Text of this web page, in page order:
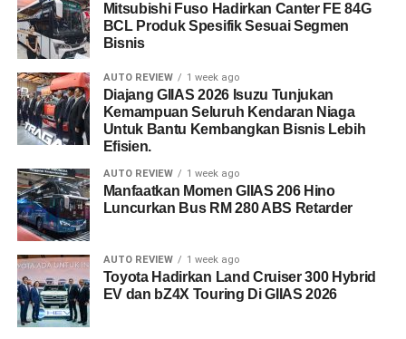
Mitsubishi Fuso Hadirkan Canter FE 84G
BCL Produk Spesifik Sesuai Segmen
Bisnis
AUTO REVIEW 1 week ago
Diajang GIIAS 2026 Isuzu Tunjukan
Kemampuan Seluruh Kendaran Niaga
Untuk Bantu Kembangkan Bisnis Lebih
Efisien.
AUTO REVIEW 1 week ago
Manfaatkan Momen GIIAS 206 Hino
Luncurkan Bus RM 280 ABS Retarder
AUTO REVIEW 1 week ago
Toyota Hadirkan Land Cruiser 300 Hybrid
EV dan bZ4X Touring Di GIIAS 2026